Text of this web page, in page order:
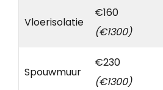
Vloerisolatie
€160
(€1300)
Spouwmuur
€230
(€1300)